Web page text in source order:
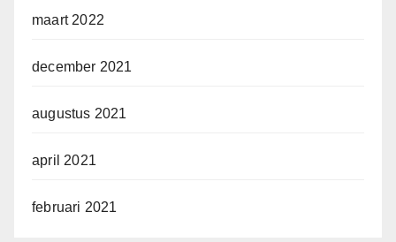
maart 2022
december 2021
augustus 2021
april 2021
februari 2021